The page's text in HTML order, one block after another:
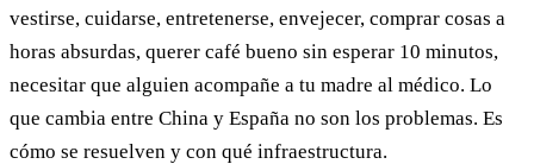
vestirse, cuidarse, entretenerse, envejecer, comprar cosas a
horas absurdas, querer café bueno sin esperar 10 minutos,
necesitar que alguien acompañe a tu madre al médico. Lo
que cambia entre China y España no son los problemas. Es
cómo se resuelven y con qué infraestructura.